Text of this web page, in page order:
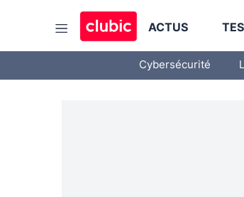
ACTUS
Cybersécurité